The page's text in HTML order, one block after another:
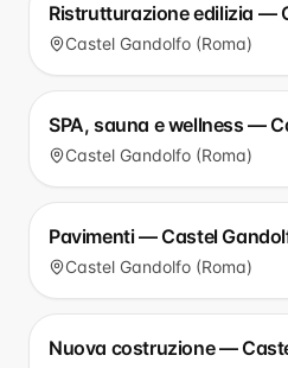
Ristrutturazione edilizia —
Castel Gandolfo (Roma)
SPA, sauna e wellness —
Castel Gandolfo (Roma)
Pavimenti — Castel
Castel Gandolfo (Roma)
Nuova costruzione —